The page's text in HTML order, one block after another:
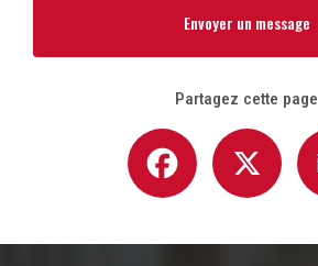
Envoyer un message
Partagez cette page
Facebook